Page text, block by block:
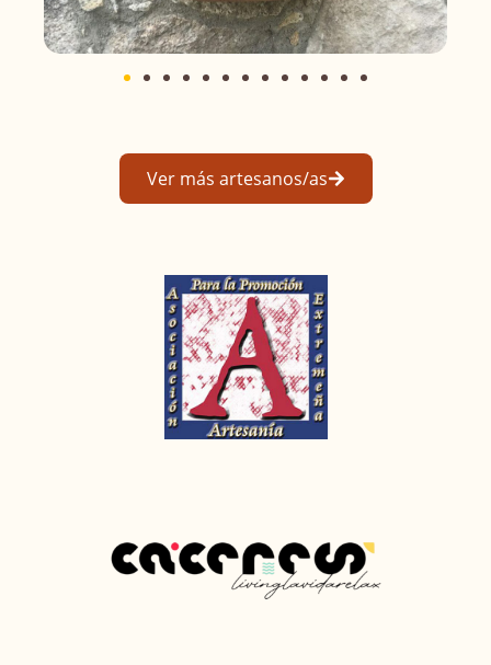
Ver más artesanos/as